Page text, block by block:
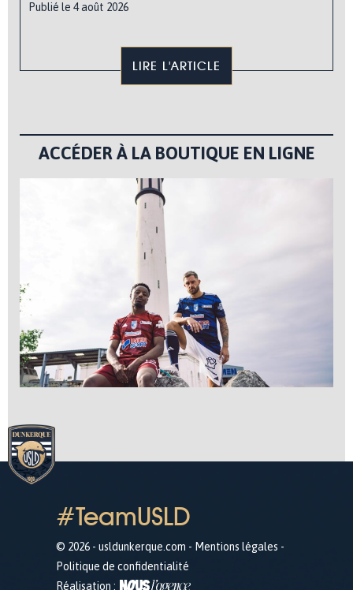
Publié le 4 août 2026
LIRE L'ARTICLE
ACCÉDER À LA BOUTIQUE EN LIGNE
#TeamUSLD
© 2026 - usldunkerque.com - Mentions légales -
Politique de confidentialité
Réalisation :